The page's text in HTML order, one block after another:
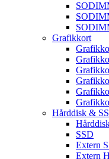
Grafikkort
Hårddisk &
SSD
Extern
Extern